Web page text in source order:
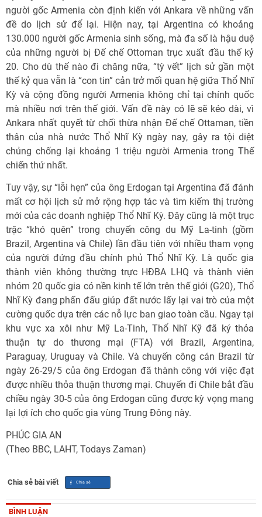
người gốc Armenia còn định kiến với Ankara về những vấn
đề do lịch sử để lại. Hiện nay, tại Argentina có khoảng
130.000 người gốc Armenia sinh sống, mà đa số là hậu duệ
của những người bị Đế chế Ottoman trục xuất đầu thế kỷ
20. Cho dù thế nào đi chăng nữa, “tỳ vết” lịch sử gần một
thế kỷ qua vẫn là “con tin” cản trở mối quan hệ giữa Thổ Nhĩ
Kỳ và cộng đồng người Armenia không chỉ tại chính quốc
mà nhiều nơi trên thế giới. Vấn đề này có lẽ sẽ kéo dài, vì
Ankara nhất quyết từ chối thừa nhận Đế chế Ottaman, tiền
thân của nhà nước Thổ Nhĩ Kỳ ngày nay, gây ra tội diệt
chủng chống lại khoảng 1 triệu người Armenia trong Thế
chiến thứ nhất.
Tuy vậy, sự “lỗi hẹn” của ông Erdogan tại Argentina đã đánh
mất cơ hội lịch sử mở rộng hợp tác và tìm kiếm thị trường
mới của các doanh nghiệp Thổ Nhĩ Kỳ. Đây cũng là một trục
trặc “khó quên” trong chuyến công du Mỹ La-tinh (gồm
Brazil, Argentina và Chile) lần đầu tiên với nhiều tham vọng
của người đứng đầu chính phủ Thổ Nhĩ Kỳ. Là quốc gia
thành viên không thường trực HĐBA LHQ và thành viên
nhóm 20 quốc gia có nền kinh tế lớn trên thế giới (G20), Thổ
Nhĩ Kỳ đang phấn đấu giúp đất nước lấy lại vai trò của một
cường quốc dựa trên các nỗ lực ban giao toàn cầu. Ngay tại
khu vực xa xôi như Mỹ La-Tinh, Thổ Nhĩ Kỹ đã ký thỏa
thuận tự do thương mại (FTA) với Brazil, Argentina,
Paraguay, Uruguay và Chile. Và chuyến công cán Brazil từ
ngày 26-29/5 của ông Erdogan đã thành công với việc đạt
được nhiều thỏa thuận thương mại. Chuyến đi Chile bắt đầu
chiều ngày 30-5 của ông Erdogan cũng được kỳ vọng mang
lại lợi ích cho quốc gia vùng Trung Đông này.
PHÚC GIA AN
(Theo BBC, LAHT, Todays Zaman)
Chia sẻ bài viết
BÌNH LUẬN